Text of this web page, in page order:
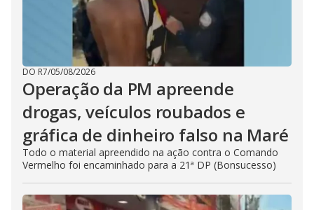
DO R7/05/08/2026
Operação da PM apreende
drogas, veículos roubados e
gráfica de dinheiro falso na Maré
Todo o material apreendido na ação contra o Comando
Vermelho foi encaminhado para a 21ª DP (Bonsucesso)